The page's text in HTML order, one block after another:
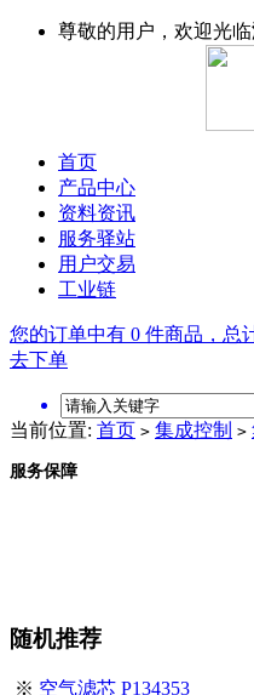
尊敬的用户，欢迎光临
首页
产品中心
资料资讯
服务驿站
用户交易
工业链
您的订单中有 0 件商品，总
去下单
当前位置: 首页 > 集成控制 >
服务保障
随机推荐
※ 空气滤芯 P134353